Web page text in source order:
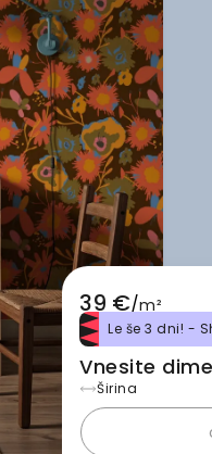
39 €/m²
Le še 3 dni! -
Vnesite
Širina